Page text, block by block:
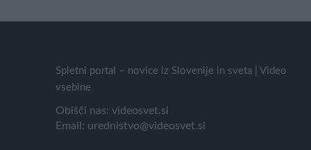
Spletni portal – novice iz Slovenije in sveta | Video
vsebine
Obišči nas: videosvet.si
Email: urednistvo@videosvet.si